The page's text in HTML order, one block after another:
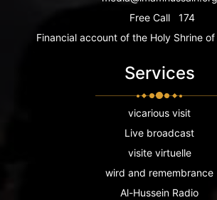
Free Call
174
Financial account of the Holy Shrine
Services
vicarious visit
Live broadcast
visite virtuelle
wird and remembrance
Al-Hussein Radio